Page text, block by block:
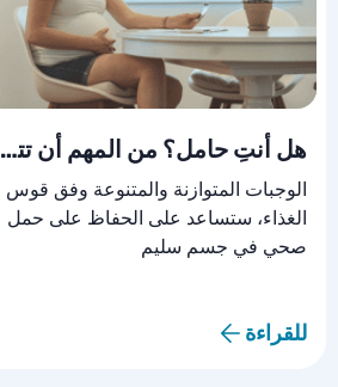
هل أنتِ حامل؟ من المهم أن تتغذّي جيداً
الوجبات المتوازنة والمتنوعة وفق قوس
الغذاء، ستساعد على الحفاظ على حمل
صحي في جسم سليم
للقراءة